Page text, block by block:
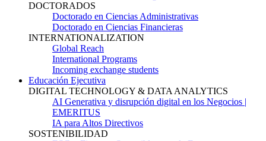
DOCTORADOS
Doctorado en Ciencias Administrativas
Doctorado en Ciencias Financieras
INTERNATIONALIZATION
Global Reach
International Programs
Incoming exchange students
Educación Ejecutiva
DIGITAL TECHNOLOGY & DATA ANALYTICS
AI Generativa y disrupción digital en los Negocios |
EMERITUS
IA para Altos Directivos
SOSTENIBILIDAD